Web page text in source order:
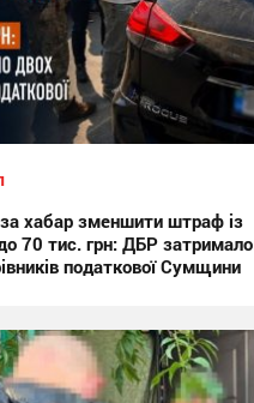
хабар зменшити штраф із
70 тис. грн: ДБР затримало
податкової Сумщини